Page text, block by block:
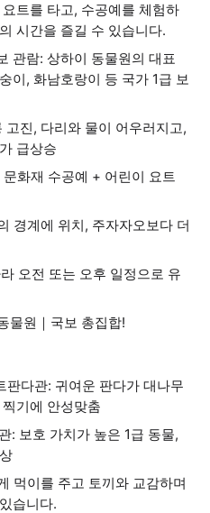
트를 타고, 수공예를 체험하
시간을 즐길 수 있습니다.
관람: 상하이 동물원의 대표
이, 화남호랑이 등 국가 1급 보
진, 다리와 물이 어우러지고,
급상승
화재 수공예 + 어린이 요트
경계에 위치, 주자자오보다 더
오전 또는 오후 일정으로 유
물원｜국보 총집합!
다관: 귀여운 판다가 대나무
기에 안성맞춤
: 보호 가치가 높은 1급 동물,
먹이를 주고 토끼와 교감하며
습니다.